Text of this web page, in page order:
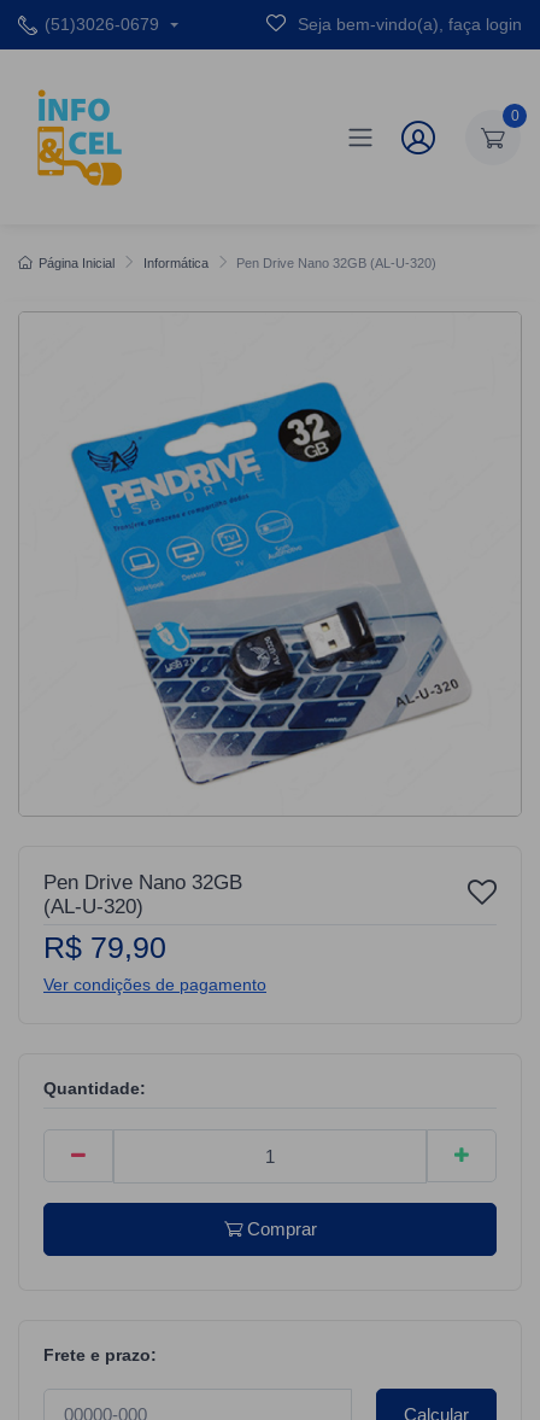
(51)3026-0679 Seja bem-vindo(a), faça login
0
Página Inicial Informática Pen Drive Nano 32GB (AL-U-320)
Pen Drive Nano 32GB
(AL-U-320)
R$ 79,90
Ver condições de pagamento
Quantidade:
Comprar
Frete e prazo:
Calcular